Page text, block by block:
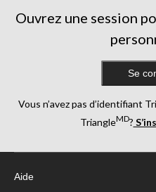
Ouvrez une session
Se
Vous n’avez pas d’identifiant
TriangleMD?
Aide